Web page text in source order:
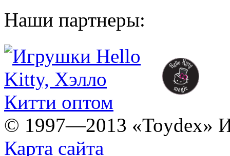
Наши партнеры:
© 1997—2013 «Toydex»
Карта сайта